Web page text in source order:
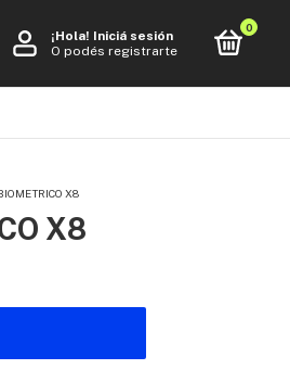
¡Hola! Iniciá sesión
O podés registrarte
0
X8
X8